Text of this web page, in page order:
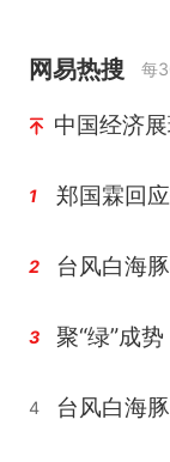
网易热搜 每
中国经济
1
2
3 聚“绿”成
4 台风白海